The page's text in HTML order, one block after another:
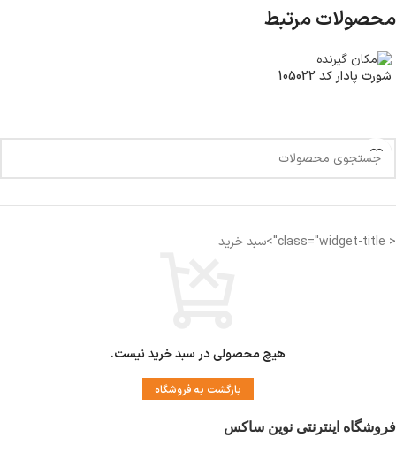
محصولات مرتبط
شورت پادار کد 105022
< class="widget-title">سبد خرید
هیچ محصولی در سبد خرید نیست.
بازگشت به فروشگاه
فروشگاه اینترنتی نوین ساکس